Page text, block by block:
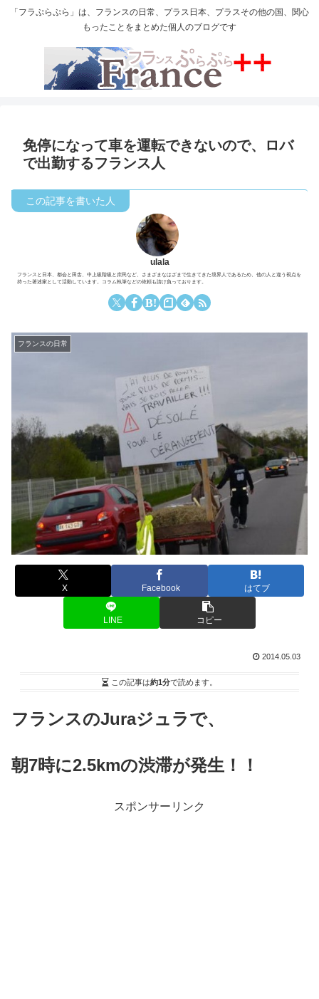
「フラぷらぷら」は、フランスの日常、プラス日本、プラスその他の国、関心
もったことをまとめた個人のブログです
免停になって車を運転できないので、ロバ
で出勤するフランス人
ulala
フランスと日本、都会と田舎、中上級階級と庶民など、さまざまなはざまで生きてきた境界人であるため、他の人と違う視点を
持った著述家として活動しています。コラム執筆などの依頼も請け負っております。
フランスの日常
X Facebook はてブ
LINE コピー
2014.05.03
この記事は約1分で読めます。
フランスのJuraジュラで、
朝7時に2.5kmの渋滞が発生！！
スポンサーリンク